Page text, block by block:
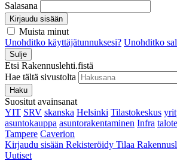
Salasana
Kirjaudu sisään
Muista minut
Unohditko käyttäjätunnuksesi? Unohditko
Sulje
Etsi Rakennuslehti.fistä
Hae tältä sivustolta
Haku
Suositut avainsanat
YIT SRV skanska Helsinki Tilastokeskus
asuntokauppa asuntorakentaminen Infra
Tampere Caverion
Kirjaudu sisään Rekisteröidy Tilaa
Uutiset